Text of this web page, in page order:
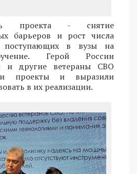
проекта - снятие
барьеров и рост числа
поступающих в вузы на
Герой России
и другие ветераны СВО
проекты и выразили
в их реализации.